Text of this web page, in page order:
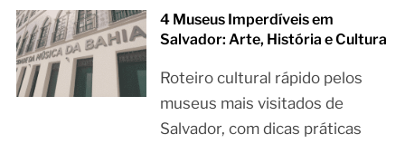
4 Museus Imperdíveis em
Salvador: Arte, História e Cultura
Roteiro cultural rápido pelos
museus mais visitados de
Salvador, com dicas práticas